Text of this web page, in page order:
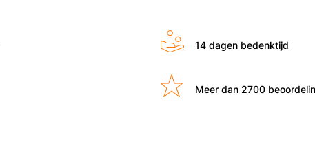
14 dagen bedenktijd
Meer dan 2700